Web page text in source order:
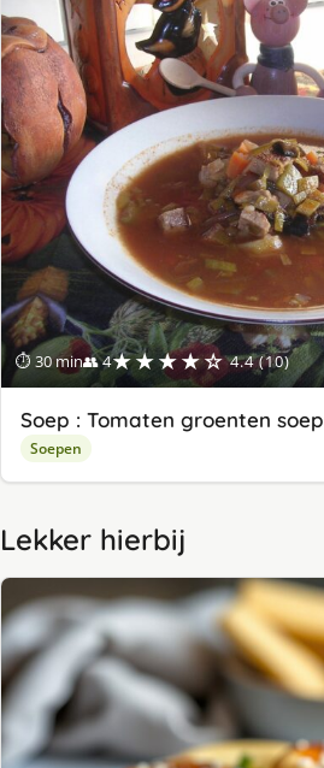
⏱ 30 min👥 4★★★★☆ 4.4 (10)
Soep : Tomaten groenten soep
Soepen
Lekker hierbij